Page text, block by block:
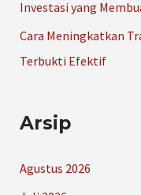
Investasi yang
Cara Meningkatkan
Terbukti Efektif
Arsip
Agustus 2026